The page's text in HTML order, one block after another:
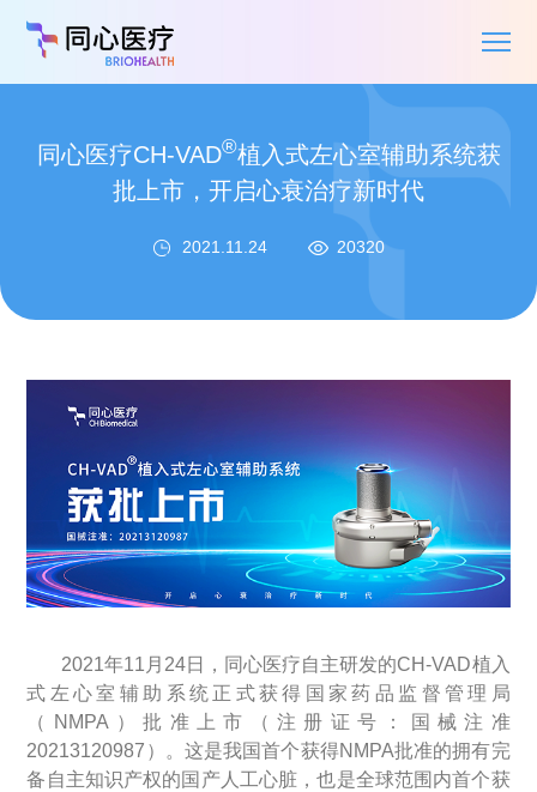
同心医疗CH-VAD®植入式左心室辅助系统获
批上市，开启心衰治疗新时代
2021.11.24 20320
2021年11月24日，同心医疗自主研发的CH-VAD植入
式左心室辅助系统正式获得国家药品监督管理局
（NMPA）批准上市（注册证号：国械注准
20213120987）。这是我国首个获得NMPA批准的拥有完
备自主知识产权的国产人工心脏，也是全球范围内首个获